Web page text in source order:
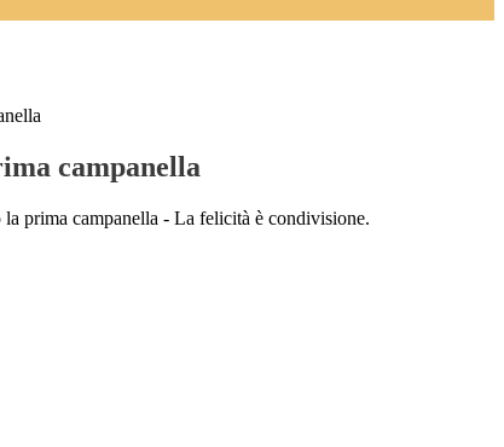
campanella
la prima campanella - La felicità è condivisione.